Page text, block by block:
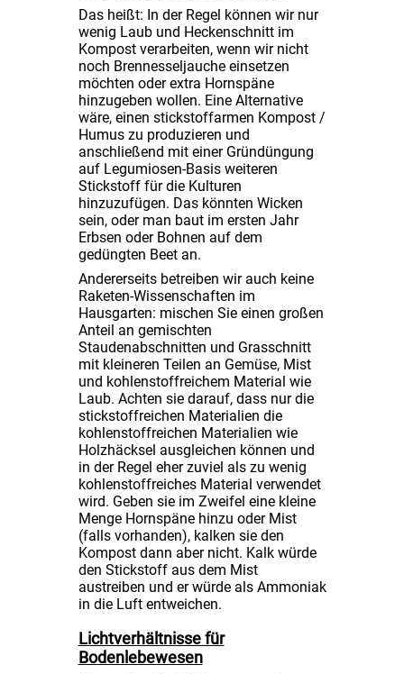
Das heißt: In der Regel können wir nur
wenig Laub und Heckenschnitt im
Kompost verarbeiten, wenn wir nicht
noch Brennesseljauche einsetzen
möchten oder extra Hornspäne
hinzugeben wollen. Eine Alternative
wäre, einen stickstoffarmen Kompost /
Humus zu produzieren und
anschließend mit einer Gründüngung
auf Legumiosen-Basis weiteren
Stickstoff für die Kulturen
hinzuzufügen. Das könnten Wicken
sein, oder man baut im ersten Jahr
Erbsen oder Bohnen auf dem
gedüngten Beet an.
Andererseits betreiben wir auch keine
Raketen-Wissenschaften im
Hausgarten: mischen Sie einen großen
Anteil an gemischten
Staudenabschnitten und Grasschnitt
mit kleineren Teilen an Gemüse, Mist
und kohlenstoffreichem Material wie
Laub. Achten sie darauf, dass nur die
stickstoffreichen Materialien die
kohlenstoffreichen Materialien wie
Holzhäcksel ausgleichen können und
in der Regel eher zuviel als zu wenig
kohlenstoffreiches Material verwendet
wird. Geben sie im Zweifel eine kleine
Menge Hornspäne hinzu oder Mist
(falls vorhanden), kalken sie den
Kompost dann aber nicht. Kalk würde
den Stickstoff aus dem Mist
austreiben und er würde als Ammoniak
in die Luft entweichen.
Lichtverhältnisse für
Bodenlebewesen